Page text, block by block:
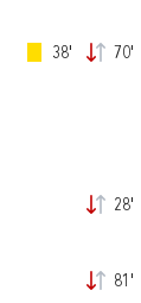
38' 70'
28'
81'